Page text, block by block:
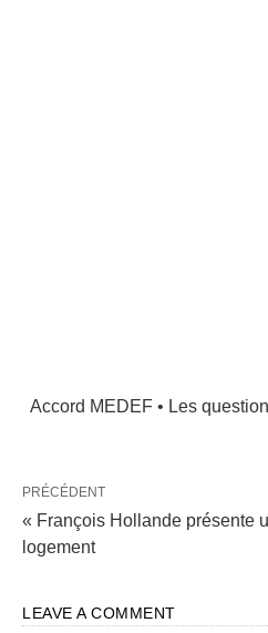
Accord MEDEF • Les
PRÉCÉDENT
« François Hollande présente
logement
LEAVE A COMMENT